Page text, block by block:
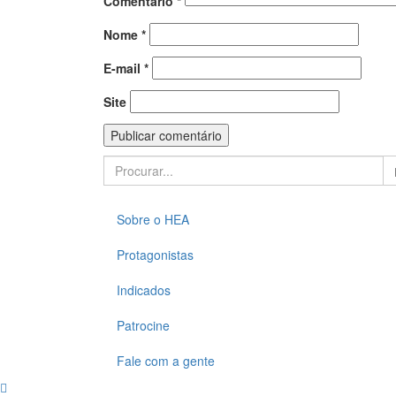
Nome *
E-mail *
Site
Search
for:
Sobre o HEA
Protagonistas
Indicados
Patrocine
Fale com a gente